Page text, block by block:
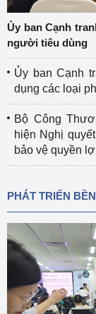
Ủy ban Cạnh
người tiêu dùng
Ủy ban Cạnh
dụng các loại
Bộ Công
hiện Nghị
bảo vệ quyền
PHÁT TRIỂN